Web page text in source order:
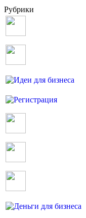
Рубрики